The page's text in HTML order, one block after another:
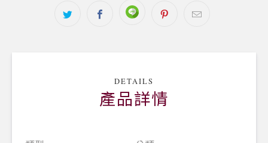
2019 SAKE COMPETITION 吟釀部門 第一名
2019 全美日本酒歡評會 大吟釀A部門 金賞
品。建議仔細冰鎮後使用葡萄酒杯品飲，可品味到更
為細緻香氣的樂趣。
DETAILS
產品詳情